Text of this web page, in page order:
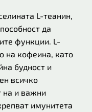
L-теанин,
да
функции. L-
на кофеина, като
будност и
всичко
на и важни
имунитета